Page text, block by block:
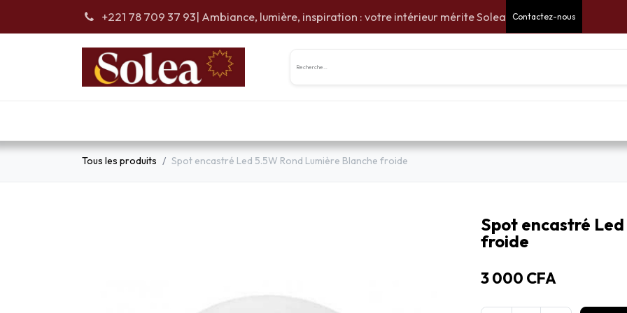
+221 78 709 37 93| Ambiance, lumière, inspiration : votre intérieur mérite Solea Contactez-nous
Tous les produits Spot encastré Led 5.5W Rond Lumière Blanche froide
Spot encastré
froide
3 000 CFA